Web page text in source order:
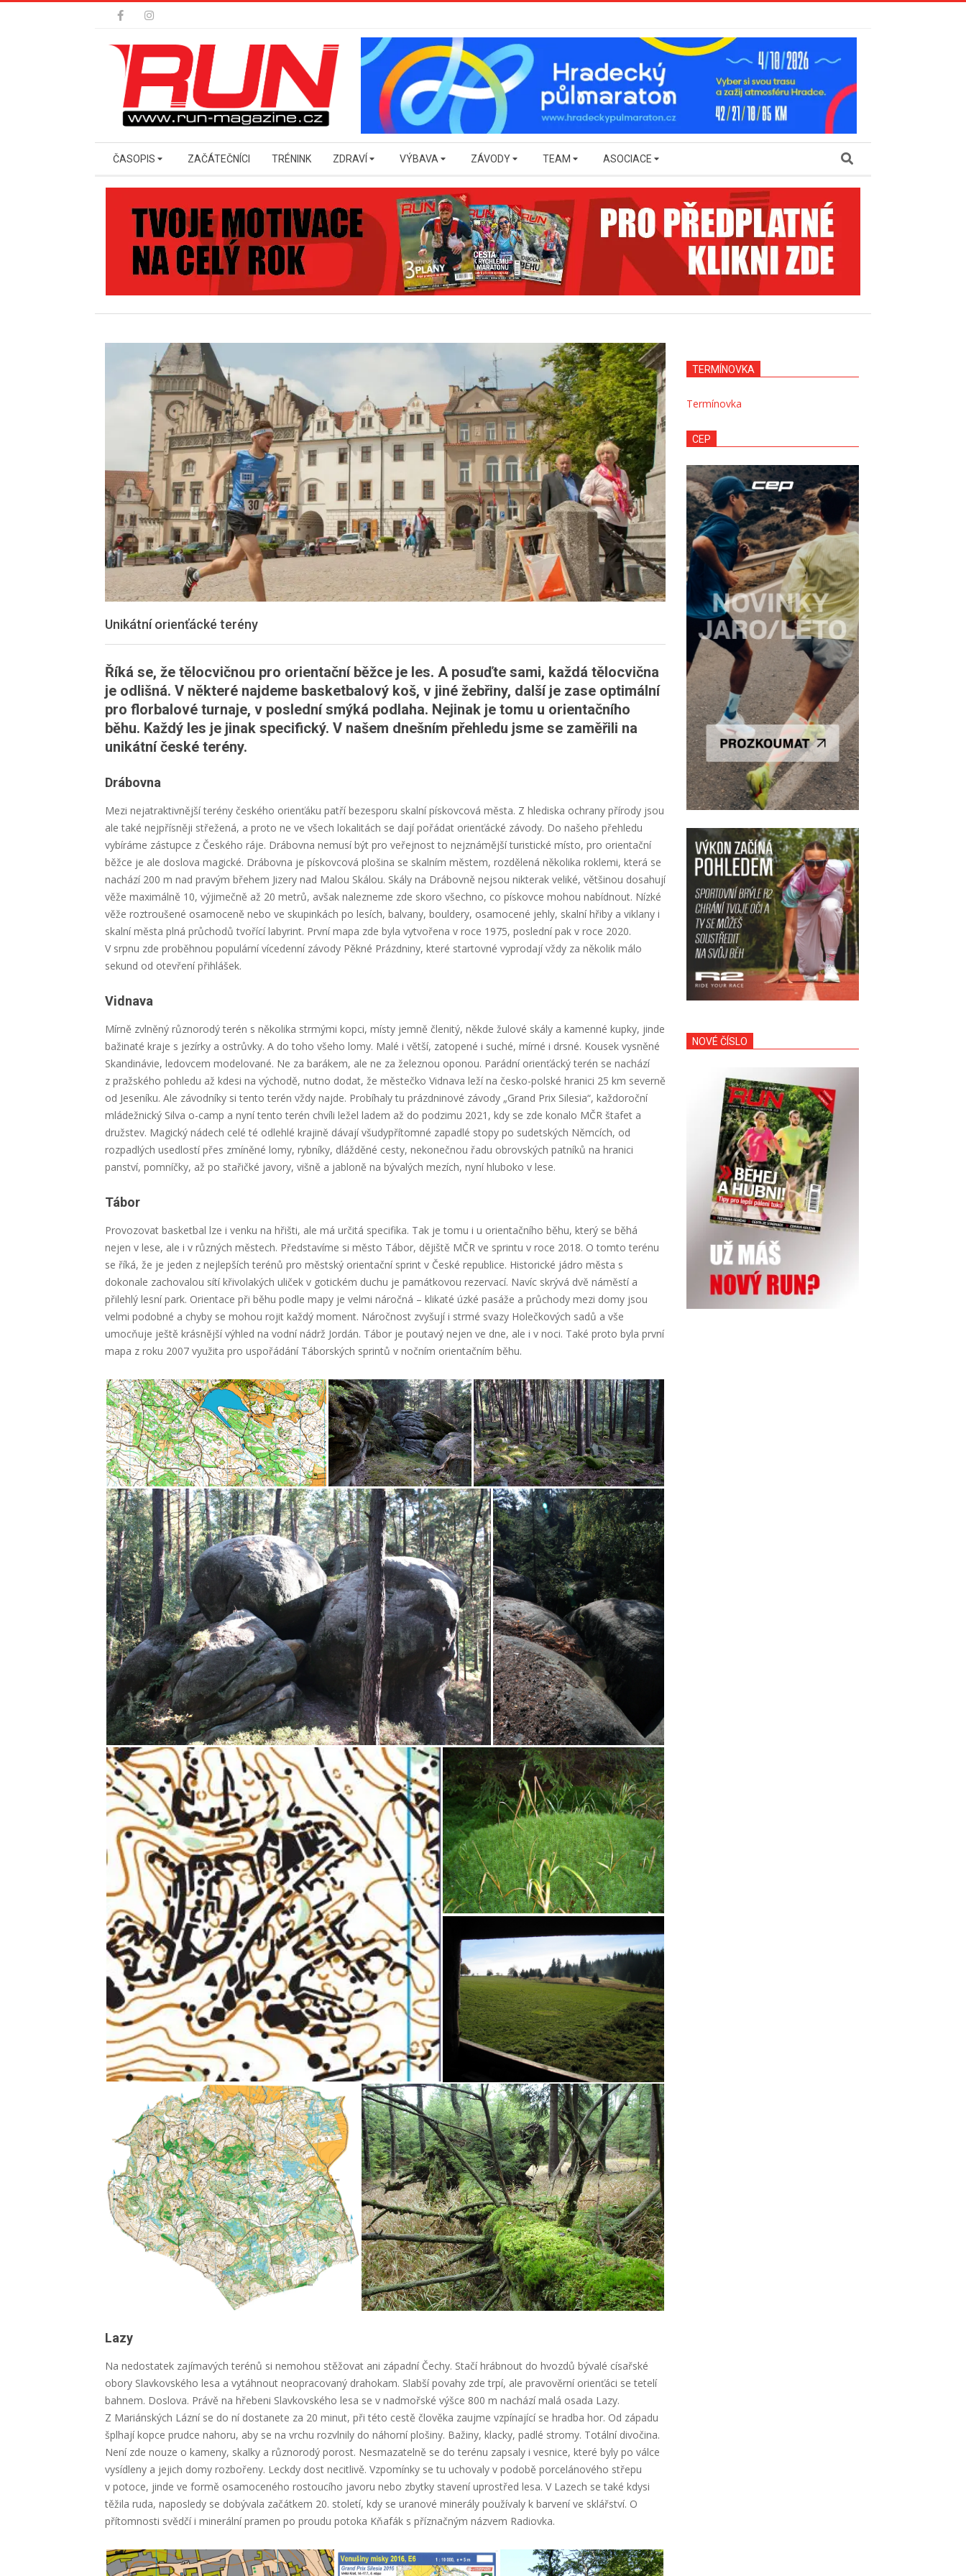
Secondary
Menu
ČASOPIS ZAČÁTEČNÍCI TRÉNINK ZDRAVÍ VÝBAVA ZÁVODY TEAM ASOCIACE Search
Unikátní orienťácké terény
Říká se, že tělocvičnou pro orientační běžce je les. A posuďte sami, každá tělocvična
je odlišná. V některé najdeme basketbalový koš, v jiné žebřiny, další je zase optimální
pro florbalové turnaje, v poslední smýká podlaha. Nejinak je tomu u orientačního
běhu. Každý les je jinak specifický. V našem dnešním přehledu jsme se zaměřili na
unikátní české terény.
Drábovna
Mezi nejatraktivnější terény českého orienťáku patří bezesporu skalní pískovcová města. Z hlediska ochrany přírody jsou
ale také nejpřísněji střežená, a proto ne ve všech lokalitách se dají pořádat orienťácké závody. Do našeho přehledu
vybíráme zástupce z Českého ráje. Drábovna nemusí být pro veřejnost to nejznámější turistické místo, pro orientační
běžce je ale doslova magické. Drábovna je pískovcová plošina se skalním městem, rozdělená několika roklemi, která se
nachází 200 m nad pravým břehem Jizery nad Malou Skálou. Skály na Drábovně nejsou nikterak veliké, většinou dosahují
věže maximálně 10, výjimečně až 20 metrů, avšak nalezneme zde skoro všechno, co pískovce mohou nabídnout. Nízké
věže roztroušené osamoceně nebo ve skupinkách po lesích, balvany, bouldery, osamocené jehly, skalní hřiby a viklany i
skalní města plná průchodů tvořící labyrint. První mapa zde byla vytvořena v roce 1975, poslední pak v roce 2020.
V srpnu zde proběhnou populární vícedenní závody Pěkné Prázdniny, které startovné vyprodají vždy za několik málo
sekund od otevření přihlášek.
Vidnava
Mírně zvlněný různorodý terén s několika strmými kopci, místy jemně členitý, někde žulové skály a kamenné kupky, jinde
bažinaté kraje s jezírky a ostrůvky. A do toho všeho lomy. Malé i větší, zatopené i suché, mírné i drsné. Kousek vysněné
Skandinávie, ledovcem modelované. Ne za barákem, ale ne za železnou oponou. Parádní orienťácký terén se nachází
z pražského pohledu až kdesi na východě, nutno dodat, že městečko Vidnava leží na česko-polské hranici 25 km severně
od Jeseníku. Ale závodníky si tento terén vždy najde. Probíhaly tu prázdninové závody „Grand Prix Silesia“, každoroční
mládežnický Silva o-camp a nyní tento terén chvíli ležel ladem až do podzimu 2021, kdy se zde konalo MČR štafet a
družstev. Magický nádech celé té odlehlé krajině dávají všudypřítomné zapadlé stopy po sudetských Němcích, od
rozpadlých usedlostí přes zmíněné lomy, rybníky, dlážděné cesty, nekonečnou řadu obrovských patníků na hranici
panství, pomníčky, až po stařičké javory, višně a jabloně na bývalých mezích, nyní hluboko v lese.
Tábor
Provozovat basketbal lze i venku na hřišti, ale má určitá specifika. Tak je tomu i u orientačního běhu, který se běhá
nejen v lese, ale i v různých městech. Představíme si město Tábor, dějiště MČR ve sprintu v roce 2018. O tomto terénu
se říká, že je jeden z nejlepších terénů pro městský orientační sprint v České republice. Historické jádro města s
dokonale zachovalou sítí křivolakých uliček v gotickém duchu je památkovou rezervací. Navíc skrývá dvě náměstí a
přilehlý lesní park. Orientace při běhu podle mapy je velmi náročná – klikaté úzké pasáže a průchody mezi domy jsou
velmi podobné a chyby se mohou rojit každý moment. Náročnost zvyšují i strmé svazy Holečkových sadů a vše
umocňuje ještě krásnější výhled na vodní nádrž Jordán. Tábor je poutavý nejen ve dne, ale i v noci. Také proto byla první
mapa z roku 2007 využita pro uspořádání Táborských sprintů v nočním orientačním běhu.
Lazy
Na nedostatek zajímavých terénů si nemohou stěžovat ani západní Čechy. Stačí hrábnout do hvozdů bývalé císařské
obory Slavkovského lesa a vytáhnout neopracovaný drahokam. Slabší povahy zde trpí, ale pravověrní orienťáci se tetelí
bahnem. Doslova. Právě na hřebeni Slavkovského lesa se v nadmořské výšce 800 m nachází malá osada Lazy.
Z Mariánských Lázní se do ní dostanete za 20 minut, při této cestě člověka zaujme vzpínající se hradba hor. Od západu
šplhají kopce prudce nahoru, aby se na vrchu rozvlnily do náhorní plošiny. Bažiny, klacky, padlé stromy. Totální divočina.
Není zde nouze o kameny, skalky a různorodý porost. Nesmazatelně se do terénu zapsaly i vesnice, které byly po válce
vysídleny a jejich domy rozbořeny. Leckdy dost necitlivě. Vzpomínky se tu uchovaly v podobě porcelánového střepu
v potoce, jinde ve formě osamoceného rostoucího javoru nebo zbytky stavení uprostřed lesa. V Lazech se také kdysi
těžila ruda, naposledy se dobývala začátkem 20. století, kdy se uranové minerály používaly k barvení ve sklářství. O
přítomnosti svědčí i minerální pramen po proudu potoka Kňafák s příznačným názvem Radiovka.
TERMÍNOVKA
Termínovka
CEP
NOVÉ ČÍSLO